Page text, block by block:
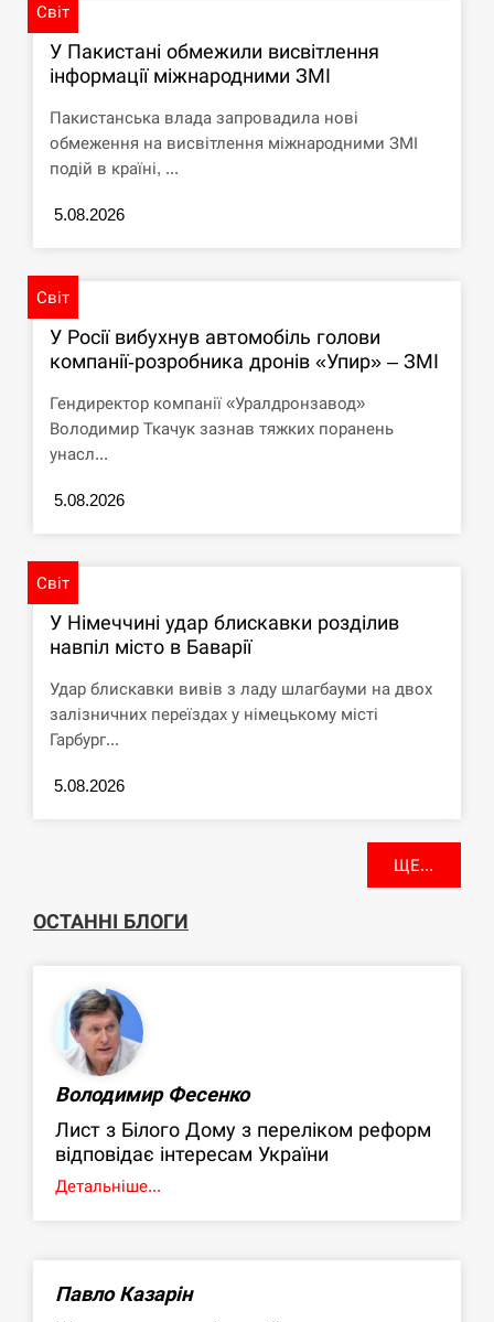
Світ
У Пакистані обмежили висвітлення
інформації міжнародними ЗМІ
Пакистанська влада запровадила нові
обмеження на висвітлення міжнародними ЗМІ
подій в країні, ...
5.08.2026
Світ
У Росії вибухнув автомобіль голови
компанії-розробника дронів «Упир» – ЗМІ
Гендиректор компанії «Уралдронзавод»
Володимир Ткачук зазнав тяжких поранень
унасл...
5.08.2026
Світ
У Німеччині удар блискавки розділив
навпіл місто в Баварії
Удар блискавки вивів з ладу шлагбауми на двох
залізничних переїздах у німецькому місті
Гарбург...
5.08.2026
ЩЕ...
ОСТАННІ БЛОГИ
Володимир Фесенко
Лист з Білого Дому з переліком реформ
відповідає інтересам України
Детальніше...
Павло Казарін